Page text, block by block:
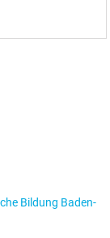
Bildung Baden-